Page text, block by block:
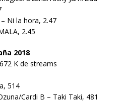
Ni la hora, 2.47
2.45
2018
K de streams
514
Cardi B – Taki Taki, 481